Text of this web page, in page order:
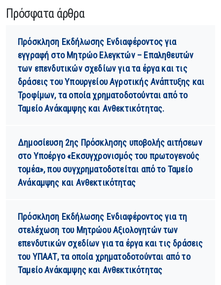
Πρόσφατα άρθρα
Πρόσκληση Εκδήλωσης Ενδιαφέροντος για
εγγραφή στο Μητρώο Ελεγκτών – Επαληθευτών
των επενδυτικών σχεδίων για τα έργα και τις
δράσεις του Υπουργείου Αγροτικής Ανάπτυξης και
Τροφίμων, τα οποία χρηματοδοτούνται από το
Ταμείο Ανάκαμψης και Ανθεκτικότητας.
Δημοσίευση 2ης Πρόσκλησης υποβολής αιτήσεων
στο Υποέργο «Εκσυγχρονισμός του πρωτογενούς
τομέα», που συγχρηματοδοτείται από το Ταμείο
Ανάκαμψης και Ανθεκτικότητας
Πρόσκληση Εκδήλωσης Ενδιαφέροντος για τη
στελέχωση του Μητρώου Αξιολογητών των
επενδυτικών σχεδίων για τα έργα και τις δράσεις
του ΥΠΑΑΤ, τα οποία χρηματοδοτούνται από το
Ταμείο Ανάκαμψης και Ανθεκτικότητας